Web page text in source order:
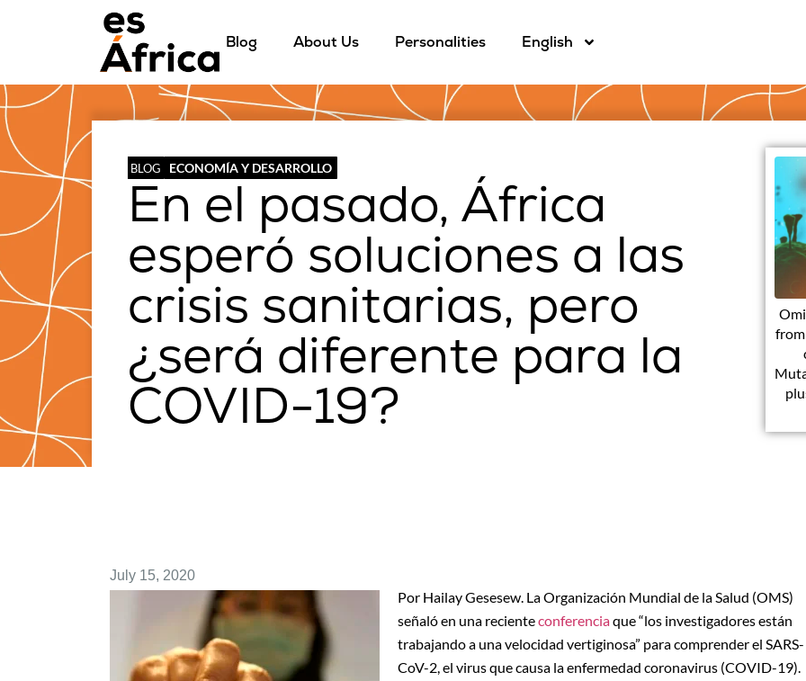
Blog About Us Personalities English
BLOG ECONOMÍA Y DESARROLLO
En el pasado, África
esperó soluciones a las
crisis sanitarias, pero
¿será diferente para la
COVID-19?
July 15, 2020
Por Hailay Gesesew. La Organización Mundial de la Salud (OMS)
señaló en una recienteconferenciaque “los investigadores están
trabajando a una velocidad vertiginosa” para comprender el SARS-
CoV-2, el virus que causa la enfermedad coronavirus (COVID-19).